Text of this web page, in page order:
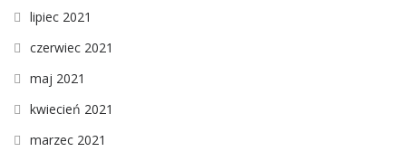
lipiec 2021
czerwiec 2021
maj 2021
kwiecień 2021
marzec 2021